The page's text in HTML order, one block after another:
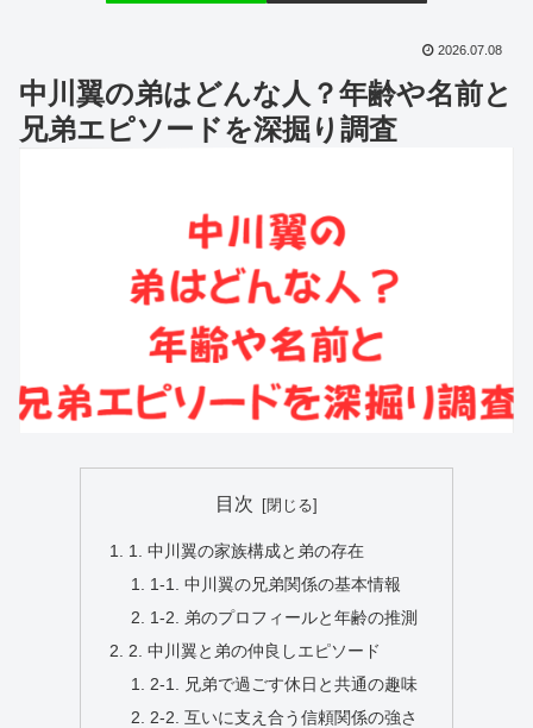
2026.07.08
中川翼の弟はどんな人？年齢や名前と
兄弟エピソードを深掘り調査
目次
1. 中川翼の家族構成と弟の存在
1-1. 中川翼の兄弟関係の基本情報
1-2. 弟のプロフィールと年齢の推測
2. 中川翼と弟の仲良しエピソード
2-1. 兄弟で過ごす休日と共通の趣味
2-2. 互いに支え合う信頼関係の強さ